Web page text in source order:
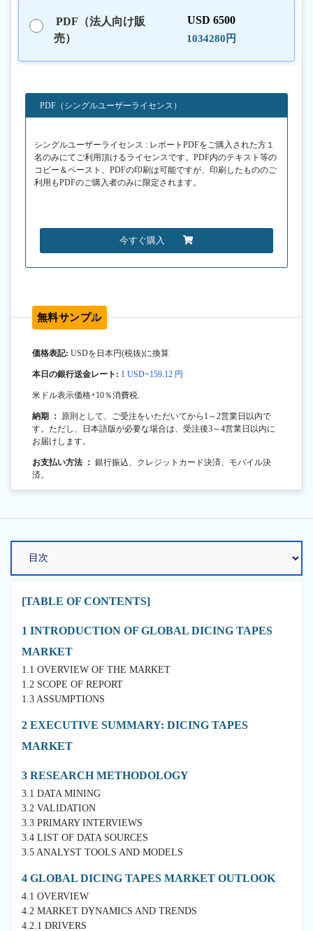
PDF（法人向け販
売）
USD 6500
1034280円
PDF（シングルユーザーライセンス）
シングルユーザーライセンス : レポートPDFをご購入された方１
名のみにてご利用頂けるライセンスです。PDF内のテキスト等の
コピー＆ペースト、PDFの印刷は可能ですが、印刷したもののご
利用もPDFのご購入者のみに限定されます。
今すぐ購入
無料サンプル
価格表記: USDを日本円(税抜)に換算
本日の銀行送金レート: 1 USD=159.12 円
米ドル表示価格+10％消費税.
納期 ： 原則として、ご受注をいただいてから1～2営業日以内で
す。ただし、日本語版が必要な場合は、受注後3～4営業日以内に
お届けします。
お支払い方法 ： 銀行振込、クレジットカード決済、モバイル決
済。
[TABLE OF CONTENTS]
1 INTRODUCTION OF GLOBAL DICING TAPES
MARKET
1.1 OVERVIEW OF THE MARKET
1.2 SCOPE OF REPORT
1.3 ASSUMPTIONS
2 EXECUTIVE SUMMARY: DICING TAPES
MARKET
3 RESEARCH METHODOLOGY
3.1 DATA MINING
3.2 VALIDATION
3.3 PRIMARY INTERVIEWS
3.4 LIST OF DATA SOURCES
3.5 ANALYST TOOLS AND MODELS
4 GLOBAL DICING TAPES MARKET OUTLOOK
4.1 OVERVIEW
4.2 MARKET DYNAMICS AND TRENDS
4.2.1 DRIVERS